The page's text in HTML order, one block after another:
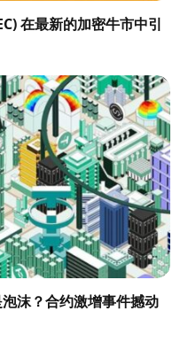
在最新的加密牛市中引
沫？合约激增事件撼动